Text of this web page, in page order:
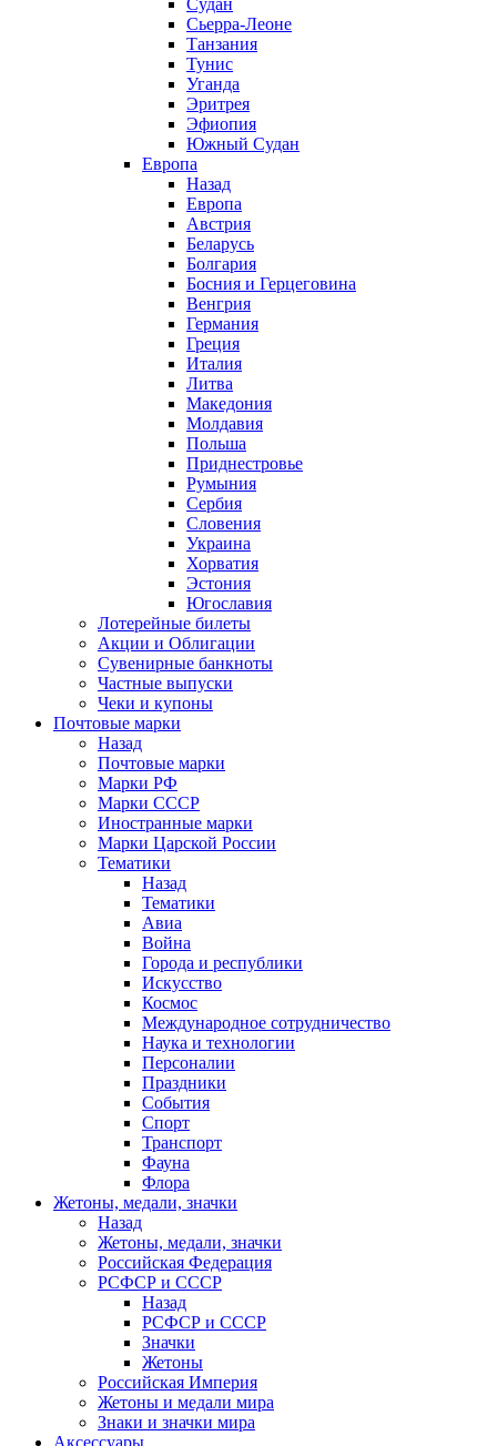
Судан
Сьерра-Леоне
Танзания
Тунис
Уганда
Эритрея
Эфиопия
Южный Судан
Европа
Назад
Европа
Австрия
Беларусь
Болгария
Босния и Герцеговина
Венгрия
Германия
Греция
Италия
Литва
Македония
Молдавия
Польша
Приднестровье
Румыния
Сербия
Словения
Украина
Хорватия
Эстония
Югославия
Лотерейные билеты
Акции и Облигации
Сувенирные банкноты
Частные выпуски
Чеки и купоны
Почтовые марки
Назад
Почтовые марки
Марки РФ
Марки СССР
Иностранные марки
Марки Царской России
Тематики
Назад
Тематики
Авиа
Война
Города и республики
Искусство
Космос
Международное сотрудничество
Наука и технологии
Персоналии
Праздники
События
Спорт
Транспорт
Фауна
Флора
Жетоны, медали, значки
Назад
Жетоны, медали, значки
Российская Федерация
РСФСР и СССР
Назад
РСФСР и СССР
Значки
Жетоны
Российская Империя
Жетоны и медали мира
Знаки и значки мира
Аксессуары